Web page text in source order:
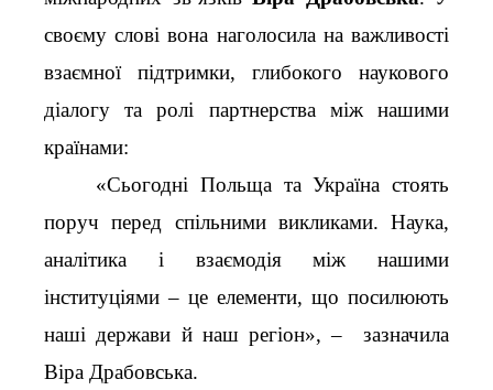
своєму слові вона наголосила на важливості
взаємної підтримки, глибокого наукового
діалогу та ролі партнерства між нашими
країнами:
«Сьогодні Польща та Україна стоять
поруч перед спільними викликами. Наука,
аналітика і взаємодія між нашими
інституціями – це елементи, що посилюють
наші держави й наш регіон», – зазначила
Віра Драбовська.